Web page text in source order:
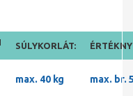
SÚLYKORLÁT:
max. 40 kg max. br.